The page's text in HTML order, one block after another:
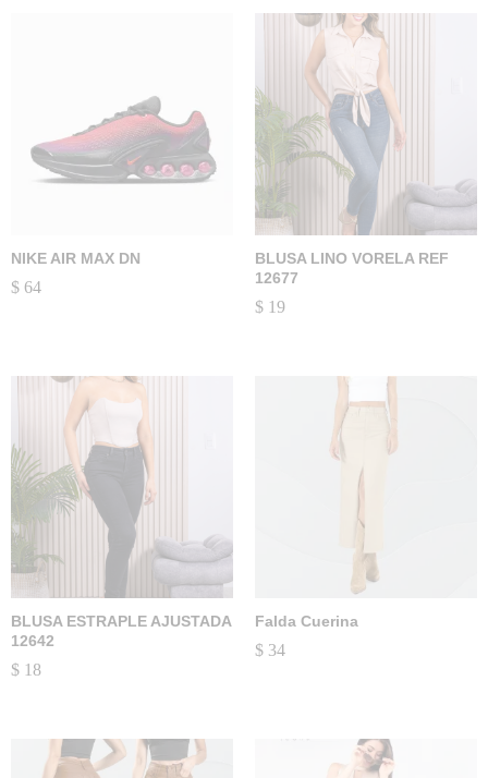
NIKE AIR MAX DN
$ 64
BLUSA LINO VORELA REF
12677
$ 19
BLUSA ESTRAPLE AJUSTADA
12642
$ 18
Falda Cuerina
$ 34